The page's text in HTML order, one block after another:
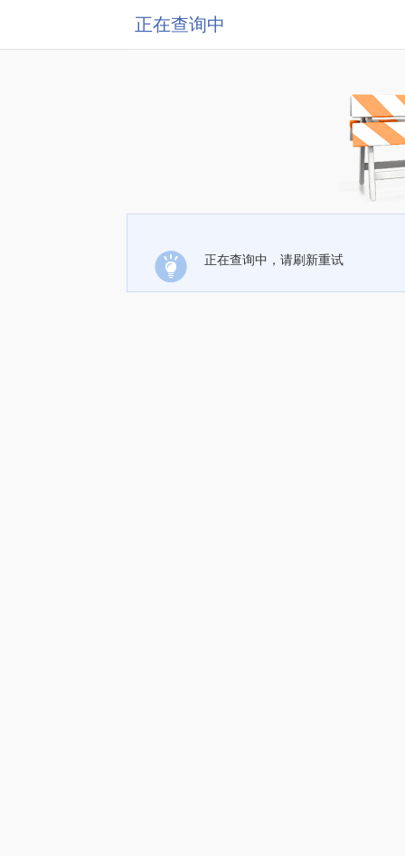
正在查询中
正在查询中，请刷新重试